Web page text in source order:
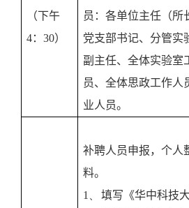
（下午
4：30）
员：各单位主任（所
党支部书记、分管实
副主任、全体实验室
员、全体思政工作人
业人员。
补聘人员申报，个人
料。
1、
填写《华中科技